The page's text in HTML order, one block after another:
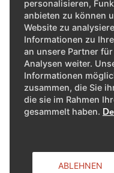
personalisieren,
anbieten zu können
Website zu
Informationen zu
an unsere Partner
Analysen weiter.
Informationen
zusammen, die Sie
die sie im Rahmen
gesammelt haben.
ABLEHNEN
Das